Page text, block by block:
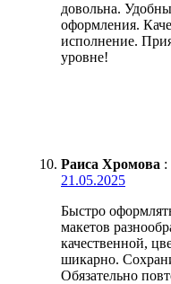
довольна.
оформления.
исполнение.
уровне!
Раиса Хромова :
21.05.2025
Быстро
макетов
качественной,
шикарно.
Обязательно